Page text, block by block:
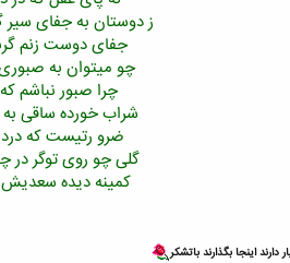
ز دوستان به جفای
جفای دوست زنم
چو میتوان به
چرا صبور نباشم
شراب خورده ساقی
ضرو رتیست که
گلی چو روی توگر
کمینه دیده
اینجا بگذارند باتشکر